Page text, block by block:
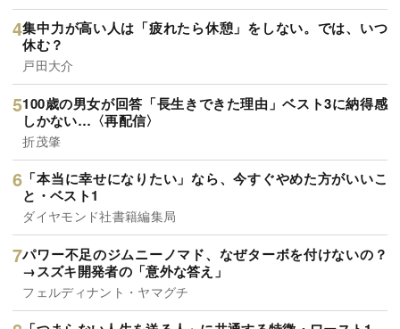
集中力が高い人は「疲れたら休憩」をしない。では、いつ
休む？
戸田大介
100歳の男女が回答「長生きできた理由」ベスト3に納得感
しかない…〈再配信〉
折茂肇
「本当に幸せになりたい」なら、今すぐやめた方がいいこ
と・ベスト1
ダイヤモンド社書籍編集局
パワー不足のジムニーノマド、なぜターボを付けないの？
→スズキ開発者の「意外な答え」
フェルディナント・ヤマグチ